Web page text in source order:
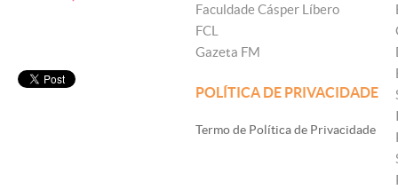
Faculdade Cásper Líbero
FCL
Gazeta FM
POLÍTICA DE PRIVACIDADE
Termo de Política de Privacidade